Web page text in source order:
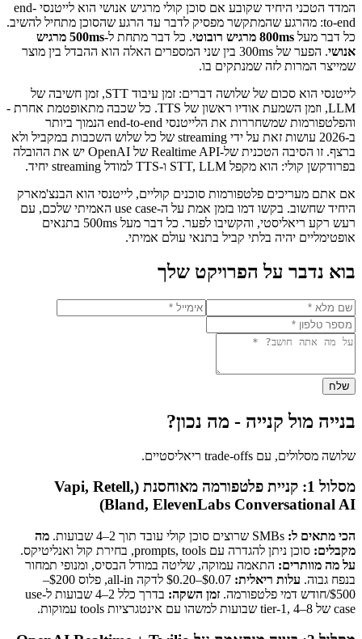
המדד הטכני היחיד שקובע אם סוכן קולי מרגיש אנושי הוא לייטנסי end-
to-end: מהרגע שהמתקשר מפסיק לדבר עד הרגע שהסוכן מתחיל להשיב.
כל דבר מעל 800ms מרגיש רובוטי . כל דבר מתחת ל-
500ms מרגיש
אנושי
. הפער של 300ms בין שני המספרים האלה הוא ההבדל בין מוצר
שמייצר המרות לזה שמנתקים בו.
לייטנסי הוא סכום של שלושה דברים: זמן עיבוד STT, זמן חשיבה של
LLM, וזמן השמעת אודיו ראשון של TTS. כל שכבה מתאופטמת אחרת -
והפלטפורמות שמשחררות את הלייטנסי end-to-end הנמוך ביותר
ב-2026 עושות זאת על ידי streaming של כל שלוש השכבות במקביל ולא
ברצף. זו הסיבה הטכנית של-Realtime API של OpenAI יש את ההובלה
בפרודקשן קולי: הוא מקפל STT, LLM ו-TTS למודל streaming יחיד.
אם אתם מעריכים פלטפורמות סוכנים קוליים, לייטנסי הוא הבנצ'מארק
היחיד שחשוב. בקשו דמו בזמן אמת על ה-use case האמיתי שלכם, עם
רעש רקע ריאליסטי, והקשיבו לפער. כל דבר מעל 500ms בתנאים
אופטימליים יהיה בלתי קביל בתנאי עולם אמיתי.
בוא נדבר על הפרויקט שלך
שלח
בנייה מול קנייה - מה נכון?
שלושה מסלולים, עם trade-offs ריאליסטיים.
מסלול 1: קניית פלטפורמה מאוחסנת (Vapi, Retell,
Bland, ElevenLabs Conversational AI)
הכי מתאים ל:
מה
מקבלים: סוכן ניתן להגדרה עם prompts, tools, בחירת קול ואנליטיקס.
על מה מוותרים: התאמה עמוקה, שליטה במודל הבסיס, ומנופי תמחור
בנפח גבוה. עלות ריאלית:
$0.07–$0.20 לדקה all-in, פלוס $200–
$500/חודש דמי פלטפורמה.
זמן השקה:
בדרך כלל 2–4 שבועות ל-use
case של tier-1, 4–8 שבועות למשהו עם אינטגרציות tools עמוקות.